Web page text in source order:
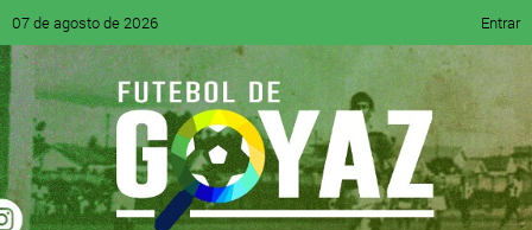
07 de agosto de 2026 Entrar